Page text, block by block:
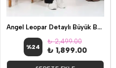
Angel Leopar Detaylı Büyük Beden İkili Takım
%24
₺ 2,499.00
₺ 1,899.00